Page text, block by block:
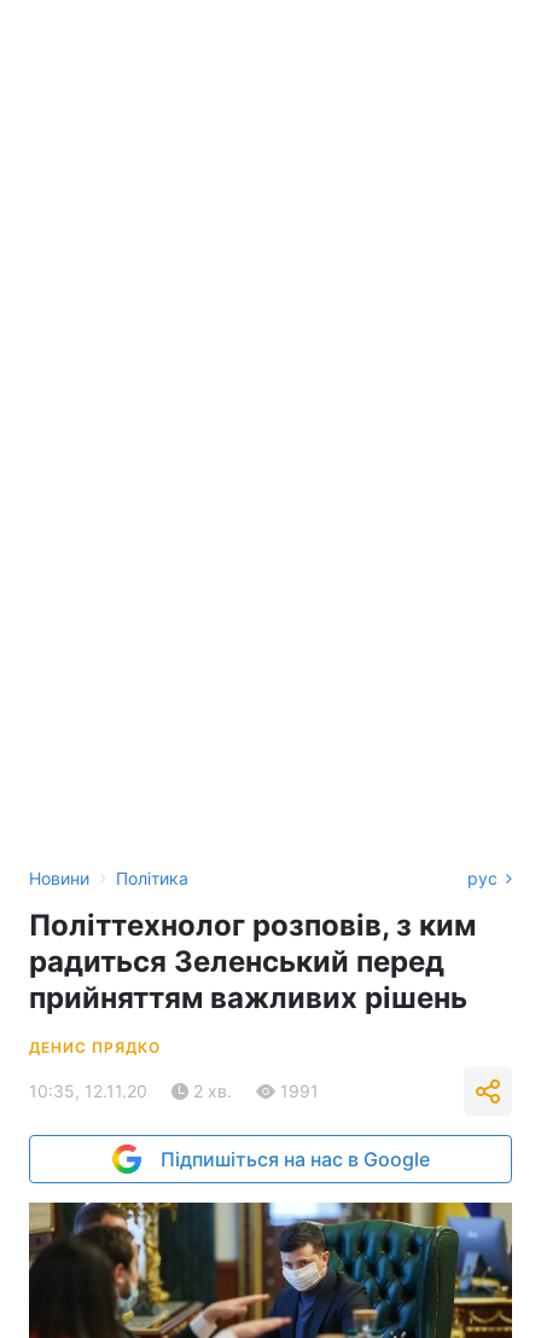
Новини › Політика рус
Політтехнолог розповів, з ким
радиться Зеленський перед
прийняттям важливих рішень
ДЕНИС ПРЯДКО
10:35, 12.11.20 2 хв. 1991
Підпишіться на нас в Google